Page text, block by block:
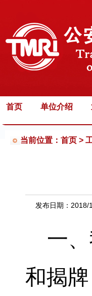
首页 单位介绍
当前位置：首页 >
发布日期： 2018/
一
和揭牌